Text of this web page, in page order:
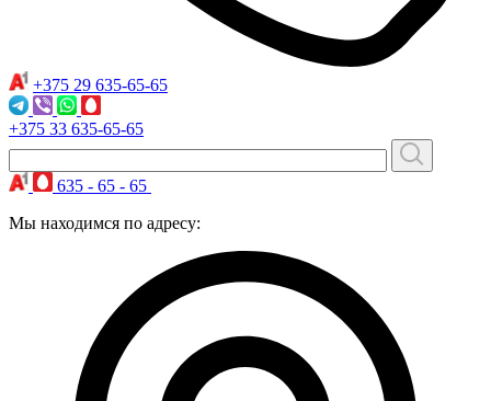
+375 29 635-65-65
+375 33 635-65-65
635 - 65 - 65
Мы находимся по адресу: